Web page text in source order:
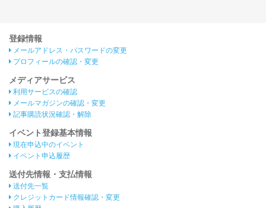
登録情報
メールアドレス・パスワードの変更
プロフィールの確認・変更
メディアサービス
利用サービスの確認
メールマガジンの確認・変更
記事購読状況確認・解除
イベント登録基本情報
現在申込中のイベント
イベント申込履歴
送付先情報・支払情報
送付先一覧
クレジットカード情報確認・変更